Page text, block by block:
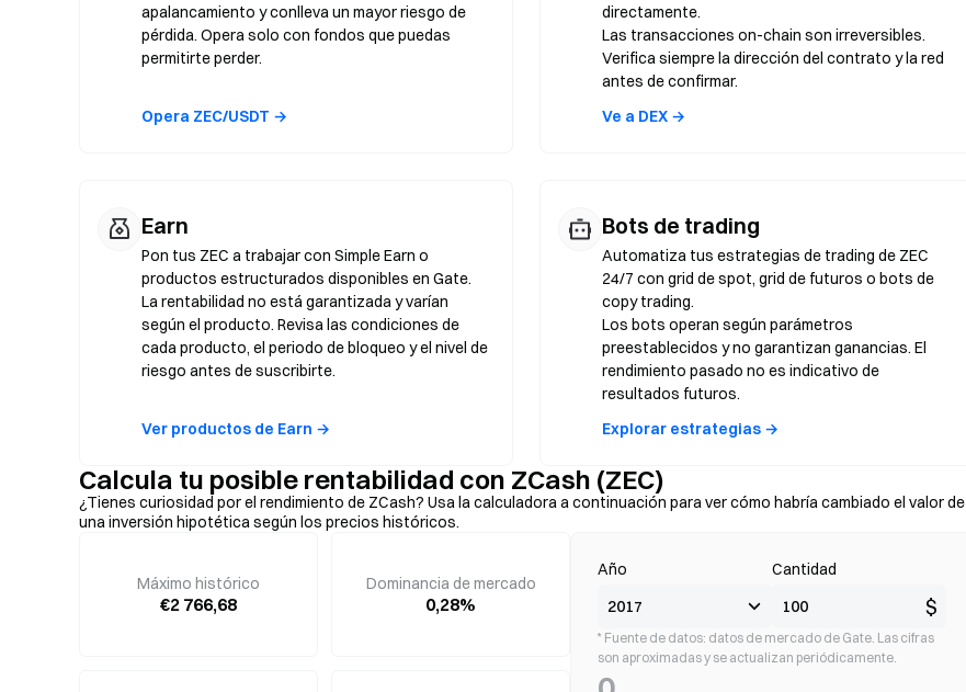
apalancamiento y conlleva un mayor riesgo de
pérdida. Opera solo con fondos que puedas
permitirte perder.
Opera ZEC/USDT →
directamente.
Las transacciones on-chain son irreversibles.
Verifica siempre la dirección del contrato y la red
antes de confirmar.
Ve a DEX →
Earn
Pon tus ZEC a trabajar con Simple Earn o
productos estructurados disponibles en Gate.
La rentabilidad no está garantizada y varían
según el producto. Revisa las condiciones de
cada producto, el periodo de bloqueo y el nivel de
riesgo antes de suscribirte.
Ver productos de Earn →
Bots de trading
Automatiza tus estrategias de trading de ZEC
24/7 con grid de spot, grid de futuros o bots de
copy trading.
Los bots operan según parámetros
preestablecidos y no garantizan ganancias. El
rendimiento pasado no es indicativo de
resultados futuros.
Explorar estrategias →
Calcula tu posible rentabilidad con ZCash (ZEC)
¿Tienes curiosidad por el rendimiento de ZCash? Usa la calculadora a continuación para ver cómo habría cambiado el valor de
una inversión hipotética según los precios históricos.
Máximo histórico
€2 766,68
Dominancia de mercado
0,28%
Año Cantidad
$
* Fuente de datos: datos de mercado de Gate. Las cifras
son aproximadas y se actualizan periódicamente.